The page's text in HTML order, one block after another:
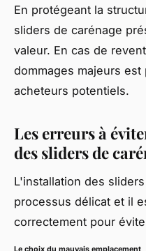
En protégeant la
sliders de carénage
valeur. En cas de
dommages majeurs
acheteurs potentiels.
Les erreurs à
des sliders de
L'installation des
processus délicat et il
correctement pour